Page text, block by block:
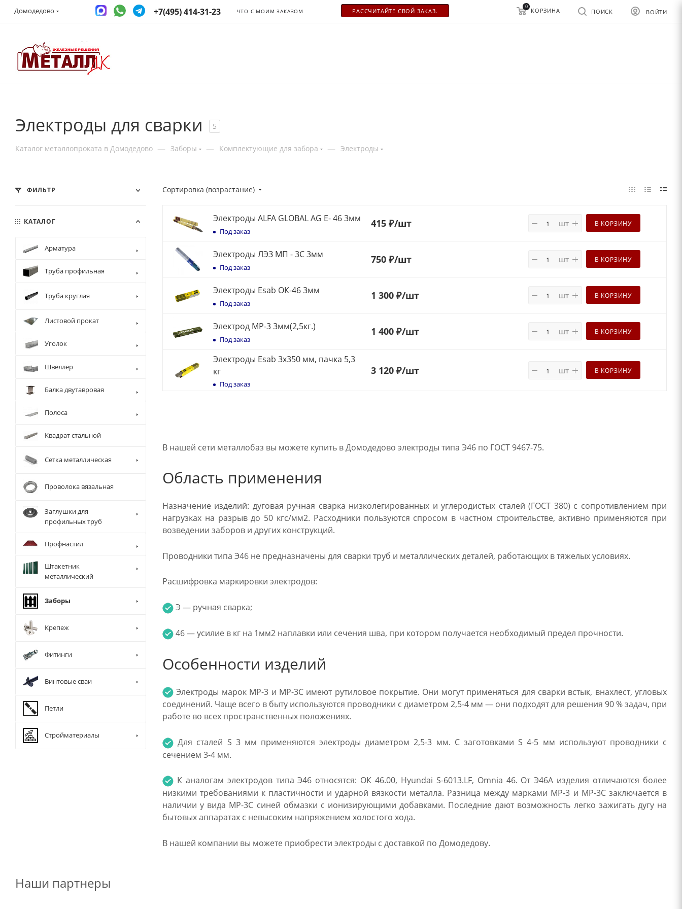
Домодедово +7(495) 414-31-23 ЧТО С МОИМ ЗАКАЗОМ РАСCЧИТАЙТЕ СВОЙ ЗАКАЗ. ВОЙТИ
ПОИСК
0
КОРЗИНА
Электроды для сварки 5
Каталог металлопроката в Домодедово — Заборы — Комплектующие для забора — Электроды
Сортировка (возрастание)
Электроды ALFA GLOBAL AG E- 46 3мм
Под заказ
415 ₽/шт шт В КОРЗИНУ
Электроды ЛЭЗ МП - 3С 3мм
Под заказ
750 ₽/шт шт В КОРЗИНУ
Электроды Esab ОК-46 3мм
Под заказ
1 300 ₽/шт шт В КОРЗИНУ
Электрод МР-3 3мм(2,5кг.)
Под заказ
1 400 ₽/шт шт В КОРЗИНУ
Электроды Esab 3х350 мм, пачка 5,3
кг
Под заказ
3 120 ₽/шт шт В КОРЗИНУ
В нашей сети металлобаз вы можете купить в Домодедово электроды типа Э46 по ГОСТ 9467-75.
Область применения
Назначение изделий: дуговая ручная сварка низколегированных и углеродистых сталей (ГОСТ 380) с сопротивлением при
нагрузках на разрыв до 50 кгс/мм2. Расходники пользуются спросом в частном строительстве, активно применяются при
возведении заборов и других конструкций.
Проводники типа Э46 не предназначены для сварки труб и металлических деталей, работающих в тяжелых условиях.
Расшифровка маркировки электродов:
Э — ручная сварка;
46 — усилие в кг на 1мм2 наплавки или сечения шва, при котором получается необходимый предел прочности.
Особенности изделий
Электроды марок МР-3 и МР-3С имеют рутиловое покрытие. Они могут применяться для сварки встык, внахлест, угловых
соединений. Чаще всего в быту используются проводники с диаметром 2,5-4 мм — они подходят для решения 90 % задач, при
работе во всех пространственных положениях.
Для сталей S 3 мм применяются электроды диаметром 2,5-3 мм. С заготовками S 4-5 мм используют проводники с
сечением 3-4 мм.
К аналогам электродов типа Э46 относятся: ОК 46.00, Hyundai S-6013.LF, Omnia 46. От Э46А изделия отличаются более
низкими требованиями к пластичности и ударной вязкости металла. Разница между марками МР-3 и МР-3С заключается в
наличии у вида МР-3С синей обмазки с ионизирующими добавками. Последние дают возможность легко зажигать дугу на
бытовых аппаратах с невысоким напряжением холостого хода.
В нашей компании вы можете приобрести электроды с доставкой по Домодедову.
ФИЛЬТР
КАТАЛОГ
Арматура
Труба профильная
Труба круглая
Листовой прокат
Уголок
Швеллер
Балка двутавровая
Полоса
Квадрат стальной
Сетка металлическая
Проволока вязальная
Заглушки для
профильных труб
Профнастил
Штакетник
металлический
Заборы
Крепеж
Фитинги
Винтовые сваи
Петли
Стройматериалы
Наши партнеры